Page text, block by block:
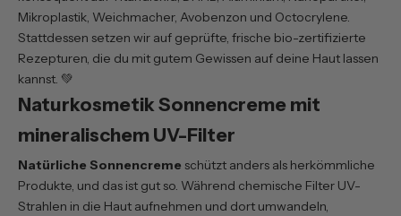
Mikroplastik, Weichmacher, Avobenzon und Octocrylene.
Stattdessen setzen wir auf geprüfte, frische bio-zertifizierte
Rezepturen, die du mit gutem Gewissen auf deine Haut lassen
kannst. 💚
Naturkosmetik Sonnencreme mit
mineralischem UV-Filter
Natürliche Sonnencreme schützt anders als herkömmliche
Produkte, und das ist gut so. Während chemische Filter UV-
Strahlen in die Haut aufnehmen und dort umwandeln,